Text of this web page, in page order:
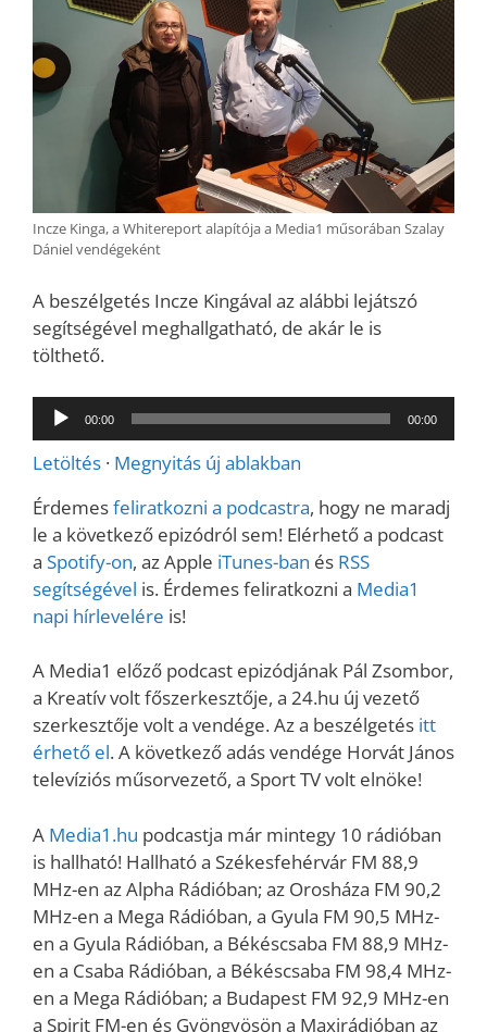
Incze Kinga, a Whitereport alapítója a Media1 műsorában Szalay
Dániel vendégeként
A beszélgetés Incze Kingával az alábbi lejátszó
segítségével meghallgatható, de akár le is
tölthető.
Audió
lejátszó
00:00 00:00
Letöltés · Megnyitás új ablakban
Érdemesfeliratkozni a podcastra, hogy ne maradj
le a következő epizódról sem! Elérhető a podcast
a Spotify-on, az Apple iTunes-ban és RSS
segítségével is. Érdemes feliratkozni a Media1
napi hírlevelére is!
A Media1 előző podcast epizódjának Pál Zsombor,
a Kreatív volt főszerkesztője, a 24.hu új vezető
szerkesztője volt a vendége. Az a beszélgetés itt
érhető el. A következő adás vendége Horvát János
televíziós műsorvezető, a Sport TV volt elnöke!
A Media1.hu podcastja már mintegy 10 rádióban
is hallható! Hallható a Székesfehérvár FM 88,9
MHz-en az Alpha Rádióban; az Orosháza FM 90,2
MHz-en a Mega Rádióban, a Gyula FM 90,5 MHz-
en a Gyula Rádióban, a Békéscsaba FM 88,9 MHz-
en a Csaba Rádióban, a Békéscsaba FM 98,4 MHz-
en a Mega Rádióban; a Budapest FM 92,9 MHz-en
a Spirit FM-en és Gyöngyösön a Maxirádióban az